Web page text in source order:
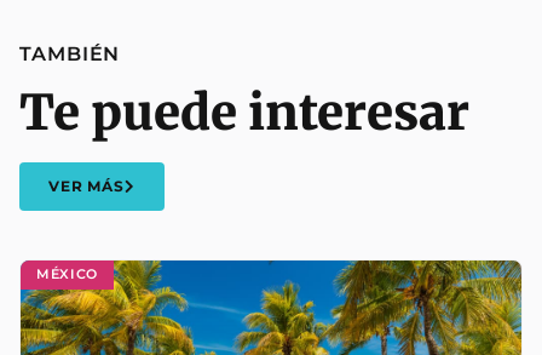
MÉXICO
TAMBIÉN
Te puede interesar
VER MÁS